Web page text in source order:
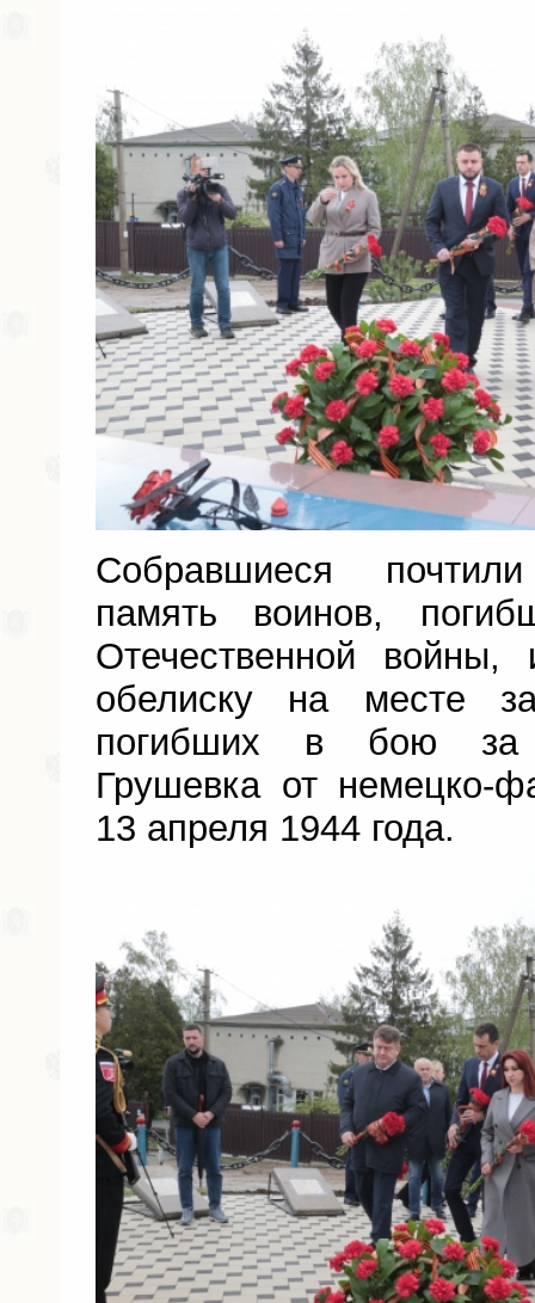
Собравшиеся
память воинов,
Отечественной
обелиску на месте
погибших в бою за
Грушевка от немецко-
13 апреля 1944 года.